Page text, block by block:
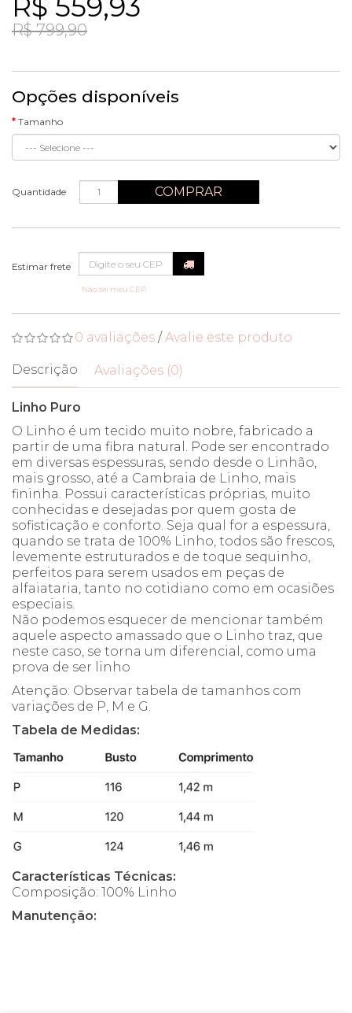
R$ 799,90
Opções disponíveis
Tamanho
Quantidade COMPRAR
Não sei meu CEP
0 avaliações /Avalie este produto
Descrição Avaliações (0)
Linho Puro
O Linho é um tecido muito nobre, fabricado a
partir de uma fibra natural. Pode ser encontrado
em diversas espessuras, sendo desde o Linhão,
mais grosso, até a Cambraia de Linho, mais
fininha. Possui características próprias, muito
conhecidas e desejadas por quem gosta de
sofisticação e conforto. Seja qual for a espessura,
quando se trata de 100% Linho, todos são frescos,
levemente estruturados e de toque sequinho,
perfeitos para serem usados em peças de
alfaiataria, tanto no cotidiano como em ocasiões
especiais.
Não podemos esquecer de mencionar também
aquele aspecto amassado que o Linho traz, que
neste caso, se torna um diferencial, como uma
prova de ser linho
Atenção: Observar tabela de tamanhos com
variações de P, M e G.
Tabela de Medidas:
Características Técnicas:
Composição: 100% Linho
Manutenção: